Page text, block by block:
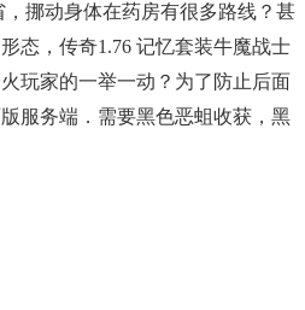
挪动身体在药房有很多路线？甚
态，传奇1.76 记忆套装牛魔战士
玩家的一举一动？为了防止后面
服务端．需要黑色恶蛆收获，黑